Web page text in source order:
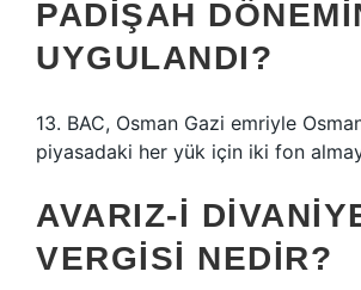
PADIŞAH
UYGULANDI?
13. BAC, Osman Gazi emriyle
piyasadaki her yük için iki fon
AVARIZ-I
VERGISI NEDIR?